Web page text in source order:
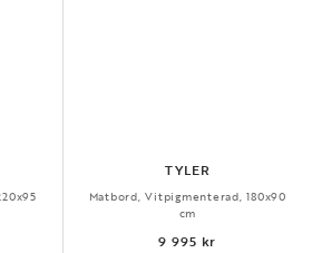
TYLER
Matbord, Vitpigmenterad, 180x90
cm
9 995 kr